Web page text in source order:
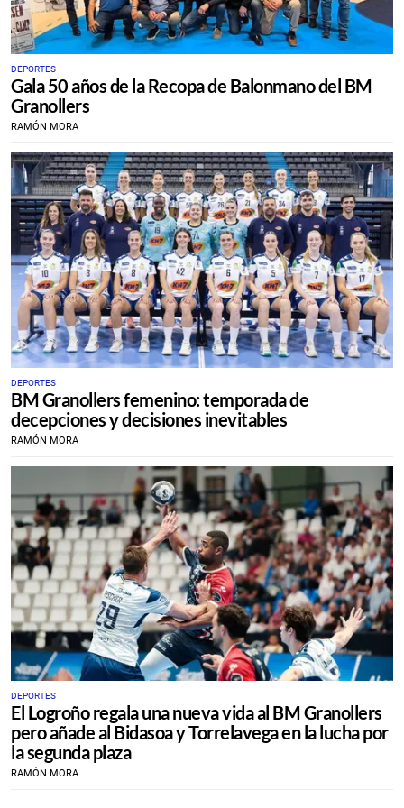
DEPORTES
Gala 50 años de la Recopa de Balonmano del BM
Granollers
RAMÓN MORA
DEPORTES
BM Granollers femenino: temporada de
decepciones y decisiones inevitables
RAMÓN MORA
DEPORTES
El Logroño regala una nueva vida al BM Granollers
pero añade al Bidasoa y Torrelavega en la lucha por
la segunda plaza
RAMÓN MORA